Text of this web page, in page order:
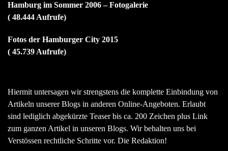
Hamburg im Sommer 2006 – Fotogalerie
( 48.444 Aufrufe)
Fotos der Hamburger City 2015
( 45.739 Aufrufe)
Hiermit untersagen wir strengstens die komplette Einbindung von
Artikeln unserer Blogs in anderen Online-Angeboten. Erlaubt
sind lediglich abgekürzte Teaser bis ca. 200 Zeichen plus Link
zum ganzen Artikel in unseren Blogs. Wir behalten uns bei
Verstössen rechtliche Schritte vor. Die Redaktion!